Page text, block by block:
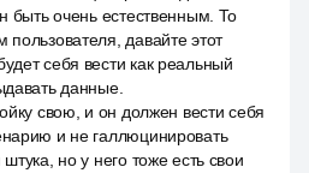
быть очень естественным. То
давайте этот
себя вести как реальный
данные.
свою, и он должен вести себя
и не галлюцинировать
но у него тоже есть свои